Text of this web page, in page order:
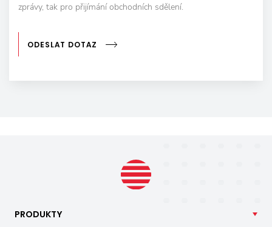
zprávy, tak pro přijímání obchodních sdělení.
ODESLAT DOTAZ
PRODUKTY